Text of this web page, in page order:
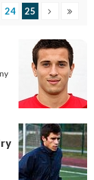
24 25